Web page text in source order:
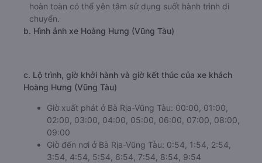
hoàn toàn có thể yên tâm sử dụng suốt hành trình di
chuyển.
b. Hình ảnh xe Hoàng Hưng (Vũng Tàu)
c. Lộ trình, giờ khởi hành và giờ kết thúc của xe khách
Hoàng Hưng (Vũng Tàu)
Giờ xuất phát ở Bà Rịa-Vũng Tàu: 00:00, 01:00,
02:00, 03:00, 04:00, 05:00, 06:00, 07:00, 08:00,
09:00
Giờ đến nơi ở Bà Rịa-Vũng Tàu: 0:54, 1:54, 2:54,
3:54, 4:54, 5:54, 6:54, 7:54, 8:54, 9:54